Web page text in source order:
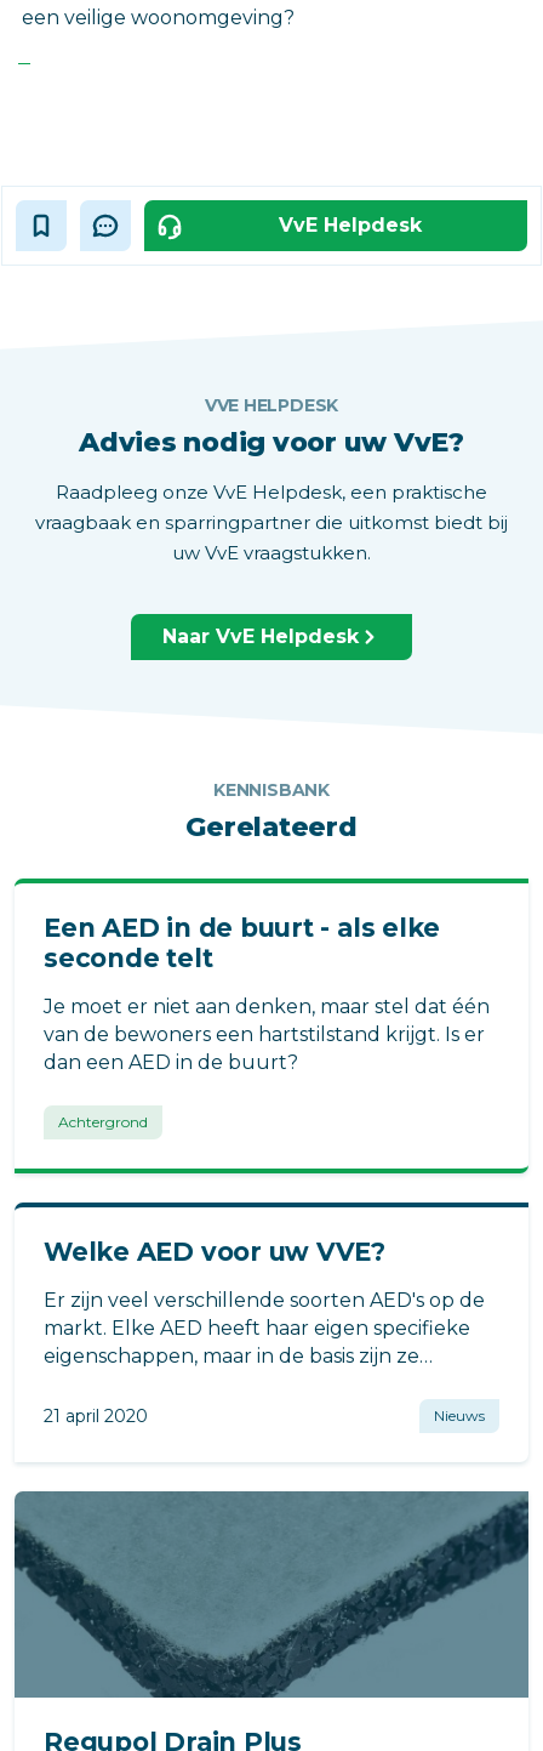
een veilige woonomgeving?
VvE Helpdesk
VVE HELPDESK
Advies nodig voor uw VvE?
Raadpleeg onze VvE Helpdesk, een praktische
vraagbaak en sparringpartner die uitkomst biedt bij
uw VvE vraagstukken.
Naar VvE Helpdesk
KENNISBANK
Gerelateerd
Een AED in de buurt - als elke
seconde telt
Je moet er niet aan denken, maar stel dat één
van de bewoners een hartstilstand krijgt. Is er
dan een AED in de buurt?
Achtergrond
Welke AED voor uw VVE?
Er zijn veel verschillende soorten AED's op de
markt. Elke AED heeft haar eigen specifieke
eigenschappen, maar in de basis zijn ze
21 april 2020 Nieuws
Regupol Drain Plus